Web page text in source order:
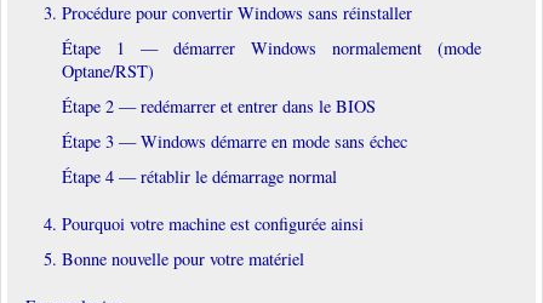
3. Procédure pour convertir Windows sans réinstaller
Étape 1 — démarrer Windows normalement (mode
Optane/RST)
Étape 2 — redémarrer et entrer dans le BIOS
Étape 3 — Windows démarre en mode sans échec
Étape 4 — rétablir le démarrage normal
4. Pourquoi votre machine est configurée ainsi
5. Bonne nouvelle pour votre matériel